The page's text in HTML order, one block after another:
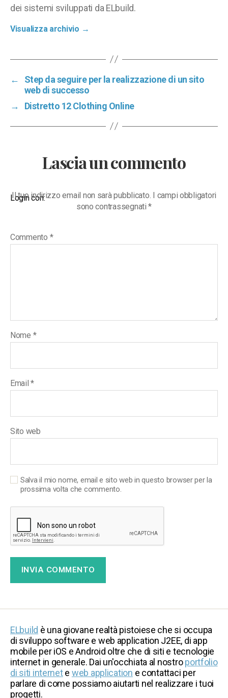
dei sistemi sviluppati da ELbuild.
Visualizza archivio →
←
Step da seguire per la realizzazione di un sito
web di successo
→
Distretto 12 Clothing Online
Lascia un commento
Login con:
Il tuo indirizzo email non sarà pubblicato. I campi obbligatori
sono contrassegnati*
Commento *
Nome *
Email*
Sito web
Salva il mio nome, email e sito web in questo browser per la
prossima volta che commento.
ELbuild è una giovane realtà pistoiese che si occupa
di sviluppo software e web application J2EE, di app
mobile per iOS e Android oltre che di siti e tecnologie
internet in generale. Dai un'occhiata al nostroportfolio
di siti internete web application e contattaci per
parlare di come possiamo aiutarti nel realizzare i tuoi
progetti.